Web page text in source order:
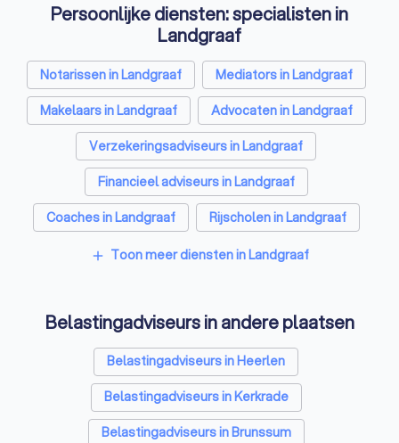
Persoonlijke diensten: specialisten in
Landgraaf
Notarissen in Landgraaf
Mediators in Landgraaf
Makelaars in Landgraaf
Advocaten in Landgraaf
Verzekeringsadviseurs in Landgraaf
Financieel adviseurs in Landgraaf
Coaches in Landgraaf
Rijscholen in Landgraaf
Relatietherapeuten in Landgraaf
Hypotheekadviseurs in Landgraaf
Personal trainers in Landgraaf
Diëtisten in Landgraaf
add Toon meer diensten in Landgraaf
Belastingadviseurs in andere plaatsen
Belastingadviseurs in Heerlen
Belastingadviseurs in Kerkrade
Belastingadviseurs in Brunssum